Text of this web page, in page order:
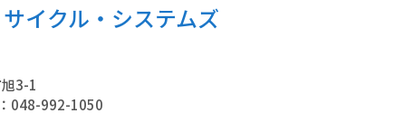
イクル・システムズ
3-1
048-992-1050